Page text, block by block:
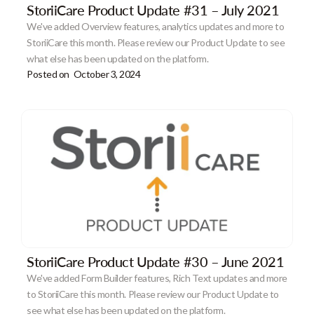
StoriiCare Product Update #31 – July 2021
We've added Overview features, analytics updates and more to
StoriiCare this month. Please review our Product Update to see
what else has been updated on the platform.
Posted on October 3, 2024
StoriiCare Product Update #30 – June 2021
We've added Form Builder features, Rich Text updates and more
to StoriiCare this month. Please review our Product Update to
see what else has been updated on the platform.